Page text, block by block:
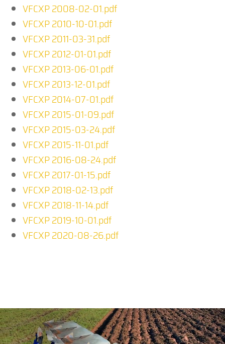
VFCXP 2008-02-01.pdf
VFCXP 2010-10-01.pdf
VFCXP 2011-03-31.pdf
VFCXP 2012-01-01.pdf
VFCXP 2013-06-01.pdf
VFCXP 2013-12-01.pdf
VFCXP 2014-07-01.pdf
VFCXP 2015-01-09.pdf
VFCXP 2015-03-24.pdf
VFCXP 2015-11-01.pdf
VFCXP 2016-08-24.pdf
VFCXP 2017-01-15.pdf
VFCXP 2018-02-13.pdf
VFCXP 2018-11-14.pdf
VFCXP 2019-10-01.pdf
VFCXP 2020-08-26.pdf